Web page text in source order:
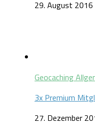
29. August 2016
Geocaching
3x Premium
27. Dezember